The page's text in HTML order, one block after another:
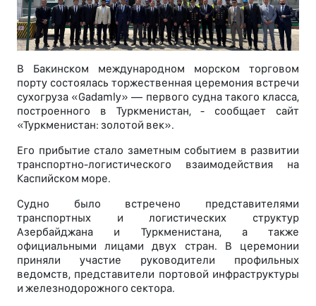
В Бакинском международном морском торговом
порту состоялась торжественная церемония встречи
сухогруза «Gadamly» — первого судна такого класса,
построенного в Туркменистан, - сообщает сайт
«Туркменистан: золотой век».
Его прибытие стало заметным событием в развитии
транспортно-логистического взаимодействия на
Каспийском море.
Судно было встречено представителями
транспортных и логистических структур
Азербайджана и Туркменистана, а также
официальными лицами двух стран. В церемонии
приняли участие руководители профильных
ведомств, представители портовой инфраструктуры
и железнодорожного сектора.